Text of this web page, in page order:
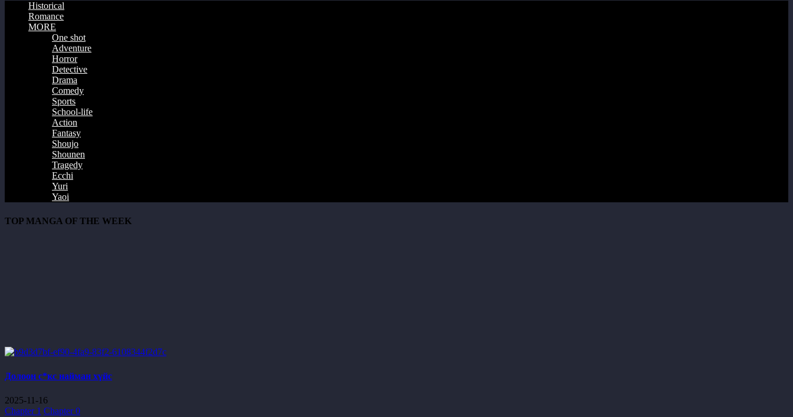
Historical
Romance
MORE
One shot
Adventure
Horror
Detective
Drama
Comedy
Sports
School-life
Action
Fantasy
Shoujo
Shounen
Tragedy
Ecchi
Yuri
Yaoi
TOP MANGA OF THE WEEK
Долоон с*кс найман хүйс
2025-11-16
Chapter 1 Chapter 0